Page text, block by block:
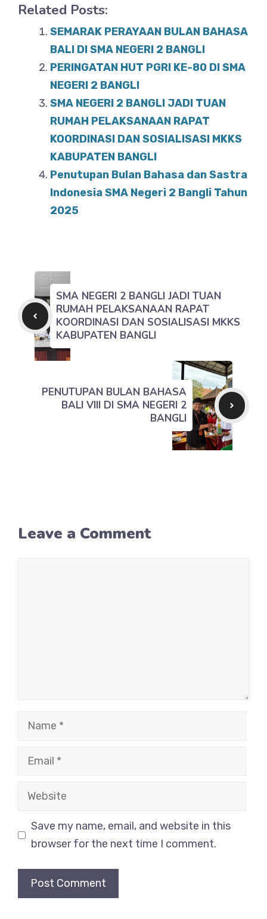
c
e
o
k
at
s
A
p
p
e
Related Posts:
SEMARAK PERAYAAN BULAN BAHASA
BALI DI SMA NEGERI 2 BANGLI
PERINGATAN HUT PGRI KE-80 DI SMA
NEGERI 2 BANGLI
SMA NEGERI 2 BANGLI JADI TUAN
RUMAH PELAKSANAAN RAPAT
KOORDINASI DAN SOSIALISASI MKKS
KABUPATEN BANGLI
Penutupan Bulan Bahasa dan Sastra
Indonesia SMA Negeri 2 Bangli Tahun
2025
SMA NEGERI 2 BANGLI JADI TUAN
RUMAH PELAKSANAAN RAPAT
KOORDINASI DAN SOSIALISASI MKKS
KABUPATEN BANGLI
PENUTUPAN BULAN BAHASA
BALI VIII DI SMA NEGERI 2
BANGLI
Leave a Comment
Name
Email
Website
Save my name, email, and website in this
browser for the next time I comment.